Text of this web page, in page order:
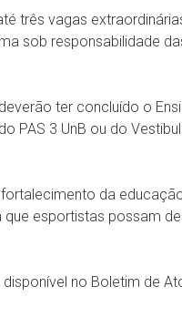
três vagas
sob responsabilidade
ter concluído o
PAS 3 UnB ou do
da
esportistas possam
no Boletim de